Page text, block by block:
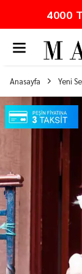
4000
Anasayfa Yeni